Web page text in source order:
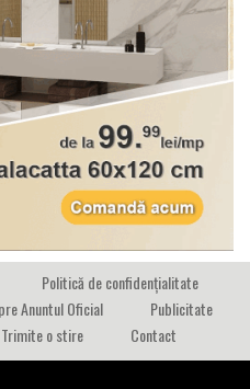
Politică de confidențialitate
Anuntul Oficial
Publicitate
Trimite o stire Contact